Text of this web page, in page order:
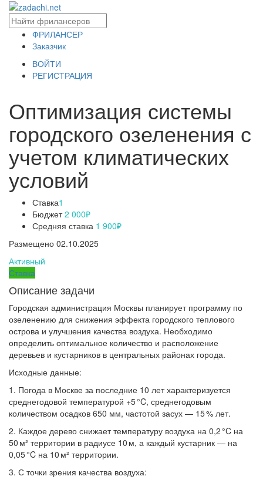
ФРИЛАНСЕР
Заказчик
ВОЙТИ
РЕГИСТРАЦИЯ
Оптимизация системы
городского озеленения с
учетом климатических
условий
Ставка1
Бюджет 2 000₽
Средняя ставка 1 900₽
Размещено 02.10.2025
Активный
Ставка
Описание задачи
Городская администрация Москвы планирует программу по
озеленению для снижения эффекта городского теплового
острова и улучшения качества воздуха. Необходимо
определить оптимальное количество и расположение
деревьев и кустарников в центральных районах города.
Исходные данные:
1. Погода в Москве за последние 10 лет характеризуется
среднегодовой температурой +5 °C, среднегодовым
количеством осадков 650 мм, частотой засух — 15 % лет.
2. Каждое дерево снижает температуру воздуха на 0,2 °C на
50 м² территории в радиусе 10 м, а каждый кустарник — на
0,05 °C на 10 м² территории.
3. С точки зрения качества воздуха: